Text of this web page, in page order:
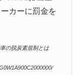
カーに罰金を
の脱炭素規制とは